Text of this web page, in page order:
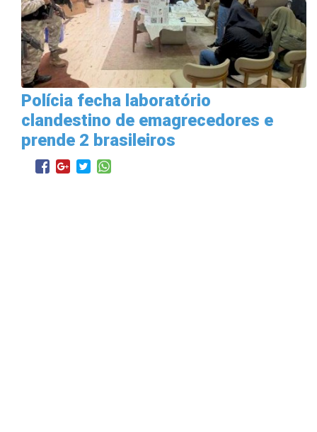
Polícia fecha laboratório
clandestino de emagrecedores e
prende 2 brasileiros